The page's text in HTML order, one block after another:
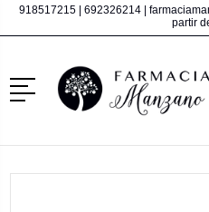
918517215 692326214
partir
Menú